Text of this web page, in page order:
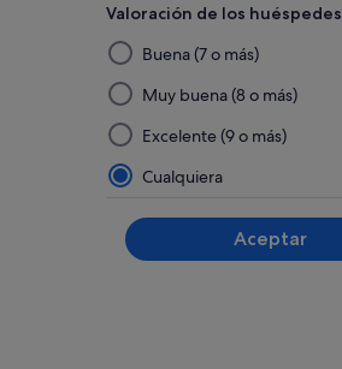
Valoración de los huéspedes
Al
seleccionar
y
aplicar
un
filtro
de
este
grupo,
Buena (7 o más)
Muy buena (8 o más)
Excelente (9 o más)
Cualquiera
Aceptar